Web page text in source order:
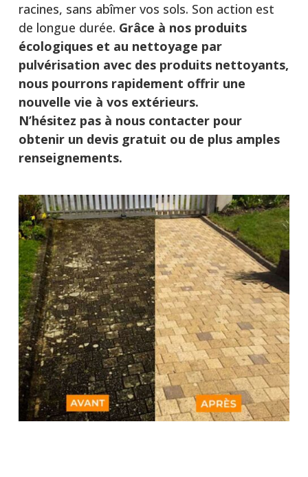
racines, sans abîmer vos sols. Son action est
de longue durée. Grâce à nos produits
écologiques et au nettoyage par
pulvérisation avec des produits nettoyants,
nous pourrons rapidement offrir une
nouvelle vie à vos extérieurs.
N’hésitez pas à nous contacter pour
obtenir un devis gratuit ou de plus amples
renseignements.